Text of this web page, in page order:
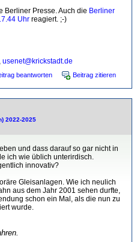
Berliner Presse. Auch die Berliner
Uhr reagiert. ;-)
usenet@krickstadt.de
beantworten Beitrag zitieren
2022-2025
und dass darauf so gar nicht in
ich wie üblich unterirdisch.
innovativ?
Gleisanlagen. Wie ich neulich
aus dem Jahr 2001 sehen durfte,
schon ein Mal, als die nun zu
wurde.